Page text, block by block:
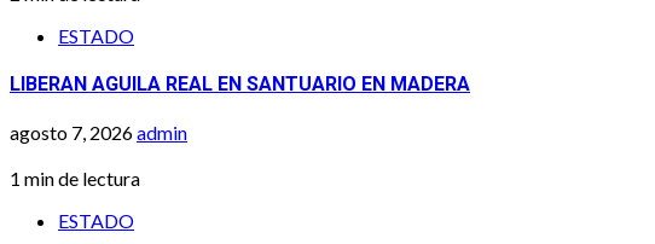
ESTADO
LIBERAN AGUILA REAL EN SANTUARIO EN MADERA
agosto 7, 2026admin
1 min de lectura
ESTADO